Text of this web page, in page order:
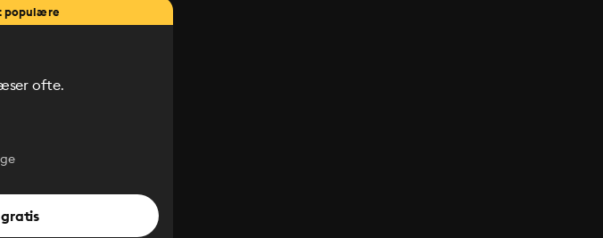
populære
ofte.